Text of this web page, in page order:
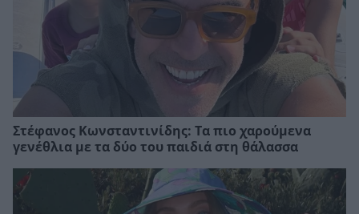
Στέφανος Κωνσταντινίδης: Τα πιο χαρούμενα
γενέθλια με τα δύο του παιδιά στη θάλασσα